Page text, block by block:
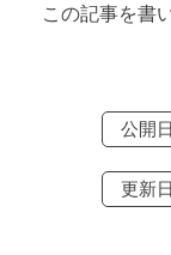
この記事を書
公開
更新